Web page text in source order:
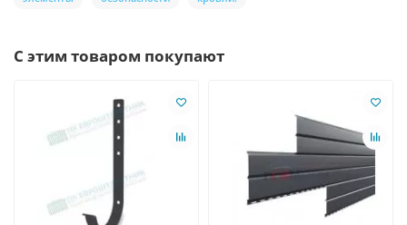
С этим товаром покупают